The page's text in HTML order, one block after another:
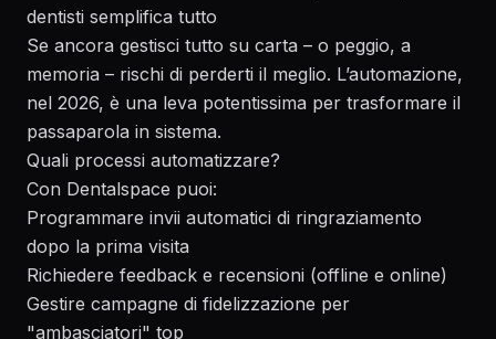
dentisti semplifica tutto
Se ancora gestisci tutto su carta – o peggio, a
memoria – rischi di perderti il meglio. L’automazione,
nel 2026, è una leva potentissima per trasformare il
passaparola in sistema.
Quali processi automatizzare?
Con Dentalspace puoi:
Programmare invii automatici di ringraziamento
dopo la prima visita
Richiedere feedback e recensioni (offline e online)
Gestire campagne di fidelizzazione per
"ambasciatori" top